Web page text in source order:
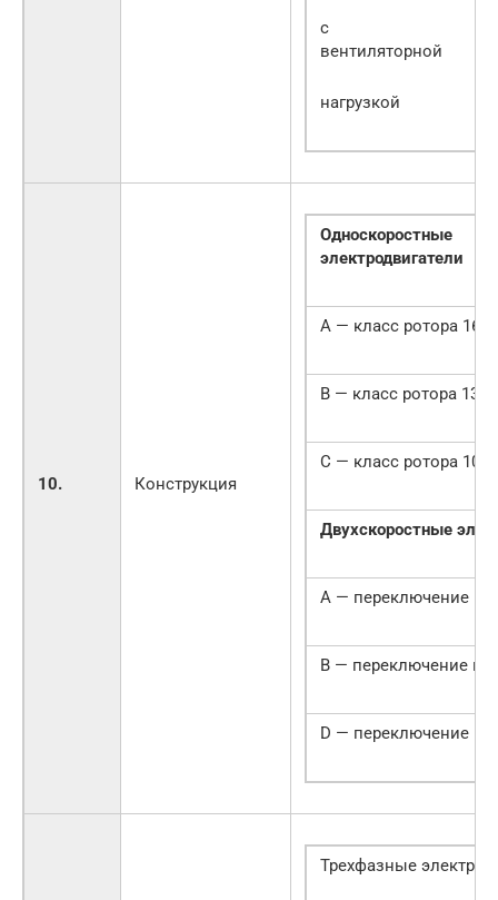
с
вентиляторной
нагрузкой
10. Конструкция
Односкоростные
электродвигатели
А — класс ротора 16
В — класс ротора 13
С — класс ротора 10
Двухскоростные
А — переключение
В — переключение
D — переключение
Трехфазные